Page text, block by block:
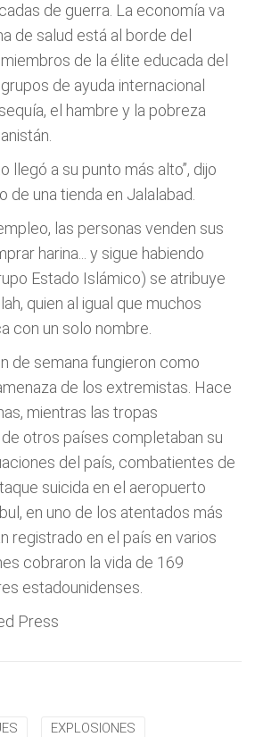
de guerra. La economía va
de salud está al borde del
de la élite educada del
de ayuda internacional
el hambre y la pobreza
llegó a su punto más alto”, dijo
de una tienda en Jalalabad.
las personas venden sus
harina... y sigue habiendo
Estado Islámico) se atribuye
quien al igual que muchos
con un solo nombre.
de semana fungieron como
de los extremistas. Hace
mientras las tropas
otros países completaban su
del país, combatientes de
suicida en el aeropuerto
en uno de los atentados más
registrado en el país en varios
cobraron la vida de 169
estadounidenses.
Press
EXPLOSIONES